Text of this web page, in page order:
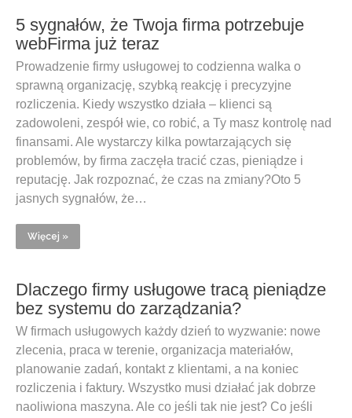
5 sygnałów, że Twoja firma potrzebuje
webFirma już teraz
Prowadzenie firmy usługowej to codzienna walka o
sprawną organizację, szybką reakcję i precyzyjne
rozliczenia. Kiedy wszystko działa – klienci są
zadowoleni, zespół wie, co robić, a Ty masz kontrolę nad
finansami. Ale wystarczy kilka powtarzających się
problemów, by firma zaczęła tracić czas, pieniądze i
reputację. Jak rozpoznać, że czas na zmiany?Oto 5
jasnych sygnałów, że…
Więcej »
Dlaczego firmy usługowe tracą pieniądze
bez systemu do zarządzania?
W firmach usługowych każdy dzień to wyzwanie: nowe
zlecenia, praca w terenie, organizacja materiałów,
planowanie zadań, kontakt z klientami, a na koniec
rozliczenia i faktury. Wszystko musi działać jak dobrze
naoliwiona maszyna. Ale co jeśli tak nie jest? Co jeśli